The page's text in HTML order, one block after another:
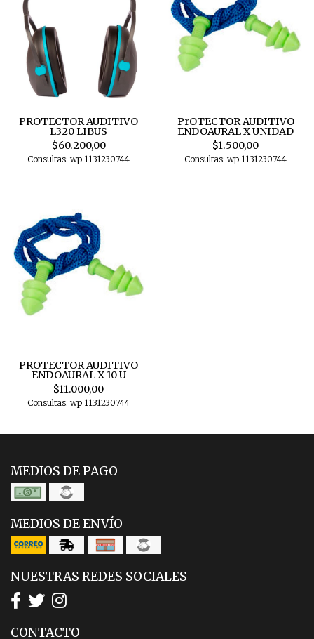
PROTECTOR AUDITIVO
L320 LIBUS
$60.200,00
Consultas: wp 1131230744
PrOTECTOR AUDITIVO
ENDOAURAL X UNIDAD
$1.500,00
Consultas: wp 1131230744
PROTECTOR AUDITIVO
ENDOAURAL X 10 U
$11.000,00
Consultas: wp 1131230744
MEDIOS DE PAGO
MEDIOS DE ENVÍO
NUESTRAS REDES SOCIALES
CONTACTO